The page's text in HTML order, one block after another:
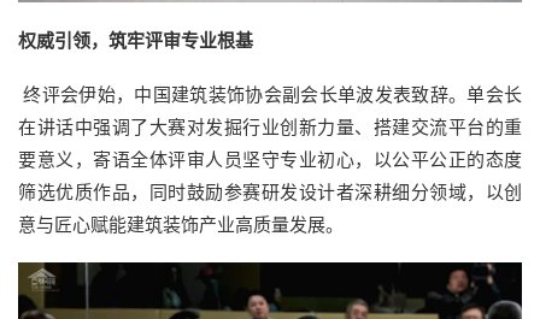
权威引领，筑牢评审专业根基
终评会伊始，中国建筑装饰协会副会长单波发表致辞。单会长
在讲话中强调了大赛对发掘行业创新力量、搭建交流平台的重
要意义，寄语全体评审人员坚守专业初心，以公平公正的态度
筛选优质作品，同时鼓励参赛研发设计者深耕细分领域，以创
意与匠心赋能建筑装饰产业高质量发展。